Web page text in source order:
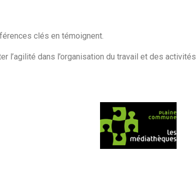
clés en témoignent.
l’agilité dans l’organisation du travail et des activités.